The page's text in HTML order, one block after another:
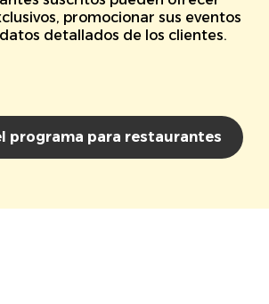
promocionar sus eventos
detallados de los clientes.
programa para restaurantes